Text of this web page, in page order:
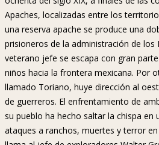
Apaches, localizadas entre los
una reserva apache se produce una
prisioneros de la administración de los
veterano jefe se escapa con gran
niños hacia la frontera mexicana. Por
llamado Toriano, huye dirección al
de guerreros. El enfrentamiento de
su pueblo ha hecho saltar la chispa en
ataques a ranchos, muertes y terror